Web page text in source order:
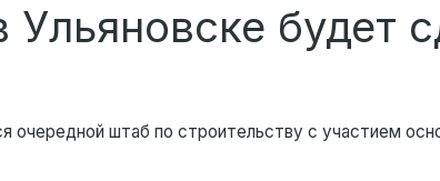
будет
очередной штаб по строительству с участием